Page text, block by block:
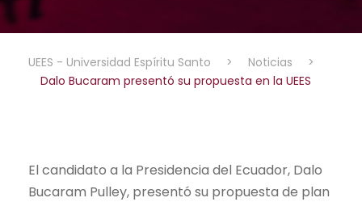
UEES - Universidad Espíritu Santo > Noticias
>
Dalo Bucaram presentó su propuesta en la UEES
El candidato a la Presidencia del Ecuador, Dalo
Bucaram Pulley, presentó su propuesta de plan